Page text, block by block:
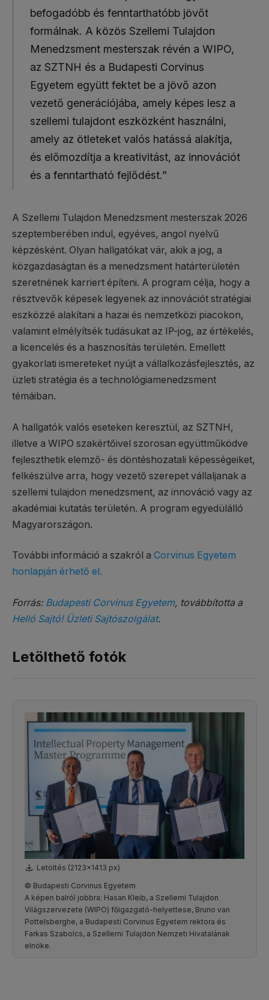
befogadóbb és fenntarthatóbb jövőt
formálnak. A közös Szellemi Tulajdon
Menedzsment mesterszak révén a WIPO,
az SZTNH és a Budapesti Corvinus
Egyetem együtt fektet be a jövő azon
vezető generációjába, amely képes lesz a
szellemi tulajdont eszközként használni,
amely az ötleteket valós hatássá alakítja,
és előmozdítja a kreativitást, az innovációt
és a fenntartható fejlődést.”
A Szellemi Tulajdon Menedzsment mesterszak 2026
szeptemberében indul, egyéves, angol nyelvű
képzésként. Olyan hallgatókat vár, akik a jog, a
közgazdaságtan és a menedzsment határterületén
szeretnének karriert építeni. A program célja, hogy a
résztvevők képesek legyenek az innovációt stratégiai
eszközzé alakítani a hazai és nemzetközi piacokon,
valamint elmélyítsék tudásukat az IP-jog, az értékelés,
a licencelés és a hasznosítás területén. Emellett
gyakorlati ismereteket nyújt a vállalkozásfejlesztés, az
üzleti stratégia és a technológiamenedzsment
témáiban.
A hallgatók valós eseteken keresztül, az SZTNH,
illetve a WIPO szakértőivel szorosan együttműködve
fejleszthetik elemző- és döntéshozatali képességeiket,
felkészülve arra, hogy vezető szerepet vállaljanak a
szellemi tulajdon menedzsment, az innováció vagy az
akadémiai kutatás területén. A program egyedülálló
Magyarországon.
További információ a szakról a Corvinus Egyetem
honlapján érhető el.
Forrás: Budapesti Corvinus Egyetem, továbbította a
Helló Sajtó! Üzleti Sajtószolgálat.
Letölthető fotók
Letöltés (2123x1413 px)
© Budapesti Corvinus Egyetem
A képen balról jobbra: Hasan Kleib, a Szellemi Tulajdon
Világszervezete (WIPO) főigazgató-helyettese, Bruno van
Pottelsberghe, a Budapesti Corvinus Egyetem rektora és
Farkas Szabolcs, a Szellemi Tulajdon Nemzeti Hivatalának
elnöke.